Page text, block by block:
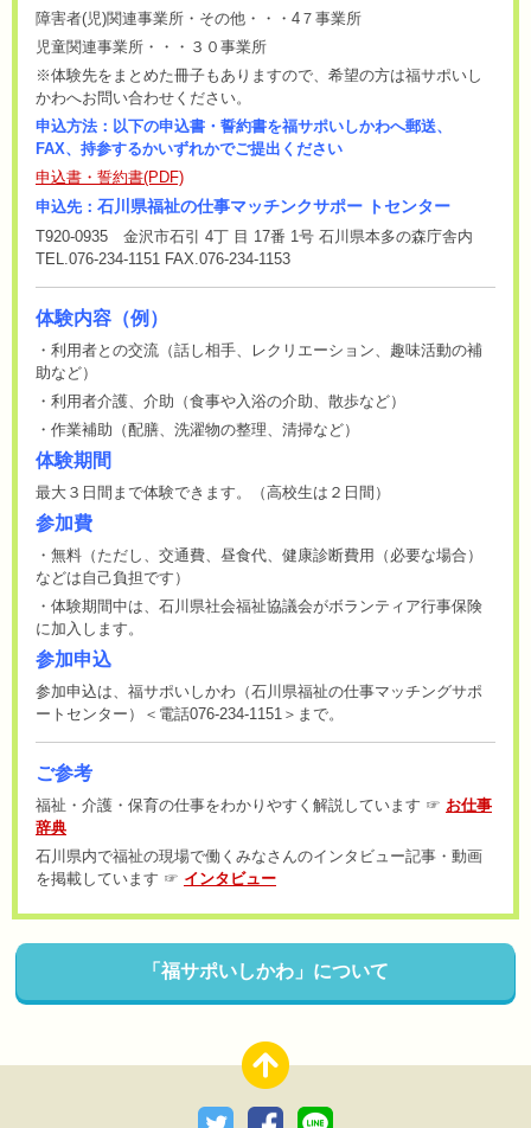
障害者(児)関連事業所・その他・・・4７事業所
児童関連事業所・・・３０事業所
※体験先をまとめた冊子もありますので、希望の方は福サポいし
かわへお問い合わせください。
申込方法：以下の申込書・誓約書を福サポいしかわへ郵送、
FAX、持参するかいずれかでご提出ください
申込書・誓約書(PDF)
申込先： 石川県福祉の仕事マッチンクサポー トセンター
T920-0935 金沢市石引 4丁 目 17番 1号 石川県本多の森庁舎内
TEL.076-234-1151 FAX.076-234-1153
体験内容（例）
・利用者との交流（話し相手、レクリエーション、趣味活動の補
助など）
・利用者介護、介助（食事や入浴の介助、散歩など）
・作業補助（配膳、洗濯物の整理、清掃など）
体験期間
最大３日間まで体験できます。（高校生は２日間）
参加費
・無料（ただし、交通費、昼食代、健康診断費用（必要な場合）
などは自己負担です）
・体験期間中は、石川県社会福祉協議会がボランティア行事保険
に加入します。
参加申込
参加申込は、福サポいしかわ（石川県福祉の仕事マッチングサポ
ートセンター）＜電話076-234-1151＞まで。
ご参考
福祉・介護・保育の仕事をわかりやすく解説しています ☞ お仕事
辞典
石川県内で福祉の現場で働くみなさんのインタビュー記事・動画
を掲載しています ☞ インタビュー
「福サポいしかわ」について